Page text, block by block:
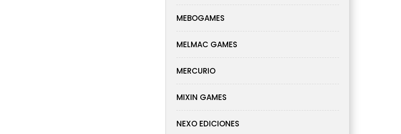
MEBOGAMES
MELMAC GAMES
MERCURIO
MIXIN GAMES
NEXO EDICIONES